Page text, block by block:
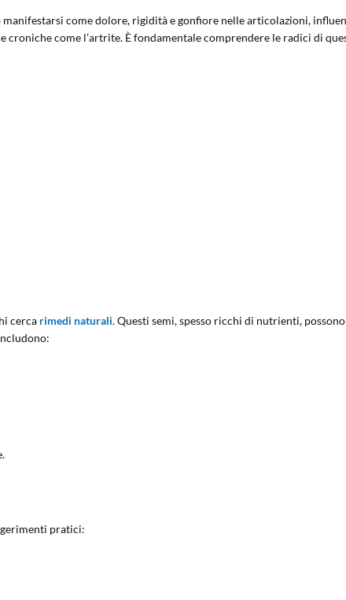
come dolore, rigidità e gonfiore nelle articolazioni,
croniche come l’artrite. È fondamentale comprendere le radici di
cerca rimedi naturali. Questi semi, spesso ricchi di nutrienti,
pratici: